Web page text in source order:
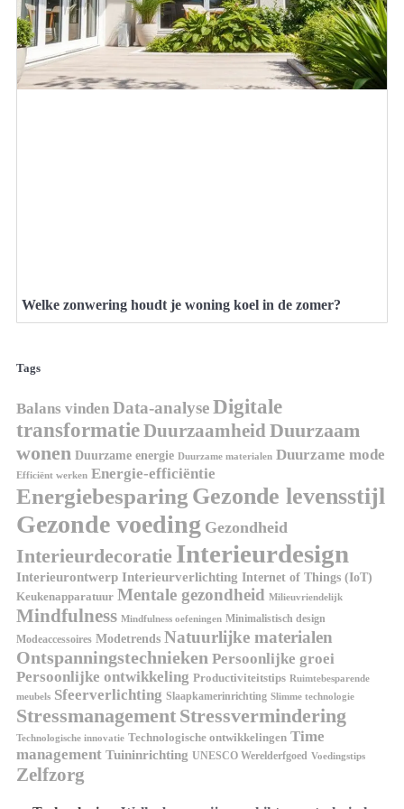
Welke zonwering houdt je woning koel in de zomer?
Tags
Balans vinden Data-analyseDigitale
transformatieDuurzaamheidDuurzaam
wonen Duurzame energie Duurzame materialen Duurzame mode
Efficiënt werken Energie-efficiëntie
Energiebesparing Gezonde levensstijl
Gezonde voeding Gezondheid
Interieurdecoratie Interieurdesign
Interieurontwerp Interieurverlichting Internet of Things (IoT)
Keukenapparatuur Mentale gezondheid Milieuvriendelijk
Mindfulness Mindfulness oefeningen Minimalistisch design
Modeaccessoires Modetrends Natuurlijke materialen
Ontspanningstechnieken Persoonlijke groei
Persoonlijke ontwikkeling Productiviteitstips Ruimtebesparende
meubels Sfeerverlichting Slaapkamerinrichting Slimme technologie
Stressmanagement Stressvermindering
Technologische innovatie Technologische ontwikkelingen Time
management Tuininrichting UNESCO Werelderfgoed Voedingstips
Zelfzorg